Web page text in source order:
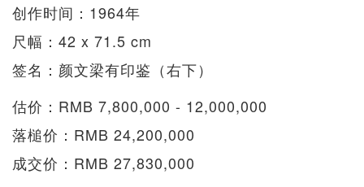
创作时间：1964年
尺幅：42 x 71.5 cm
签名：颜文梁有印鉴（右下）
估价：RMB 7,800,000 - 12,000,000
落槌价：RMB 24,200,000
成交价：RMB 27,830,000